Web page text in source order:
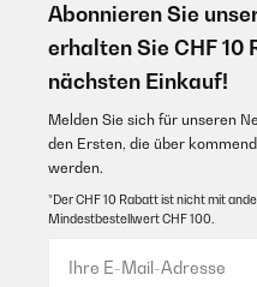
Abonnieren Sie
erhalten Sie CHF 10
nächsten Einkauf!
Melden Sie sich für unseren
den Ersten, die über
werden.
*Der CHF 10 Rabatt ist nicht mit
Mindestbestellwert CHF 100.